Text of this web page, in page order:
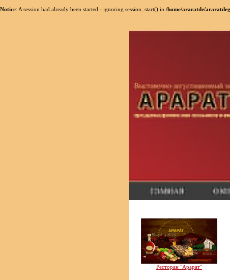
Notice: A session had already been started - ignoring session_start() in /home/araratde/
Ресторан "Арарат"